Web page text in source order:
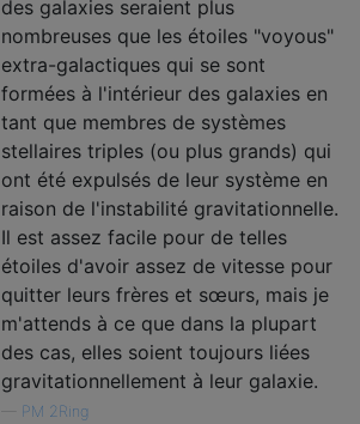
des galaxies seraient plus
nombreuses que les étoiles "voyous"
extra-galactiques qui se sont
formées à l'intérieur des galaxies en
tant que membres de systèmes
stellaires triples (ou plus grands) qui
ont été expulsés de leur système en
raison de l'instabilité gravitationnelle.
Il est assez facile pour de telles
étoiles d'avoir assez de vitesse pour
quitter leurs frères et sœurs, mais je
m'attends à ce que dans la plupart
des cas, elles soient toujours liées
gravitationnellement à leur galaxie.
PM 2Ring